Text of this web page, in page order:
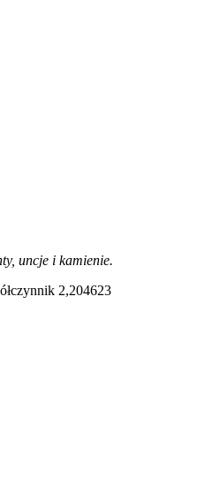
uncje i kamienie.
2,204623